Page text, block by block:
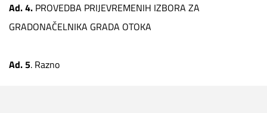
Ad. 4. PROVEDBA PRIJEVREMENIH IZBORA ZA
GRADONAČELNIKA GRADA OTOKA
Ad. 5. Razno